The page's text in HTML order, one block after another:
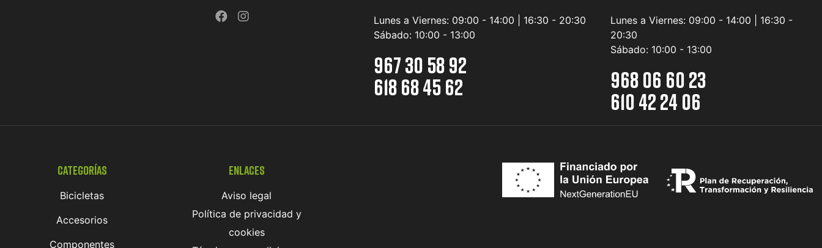
Lunes a Viernes: 09:00 - 14:00 | 16:30 - 20:30
Sábado: 10:00 - 13:00
967 30 58 92
618 68 45 62
Lunes a Viernes: 09:00 - 14:00 | 16:30 -
20:30
Sábado: 10:00 - 13:00
968 06 60 23
610 42 24 06
Categorías
Bicicletas
Accesorios
Componentes
Enlaces
Aviso legal
Política de privacidad y
cookies